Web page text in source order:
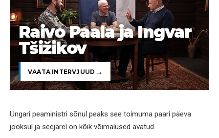
Raivo Paala ja Ingvar
Tšižikov
VAATA INTERVJUUD
Ungari peaministri sõnul peaks see toimuma paari päeva
jooksul ja seejärel on kõik võimalused avatud.